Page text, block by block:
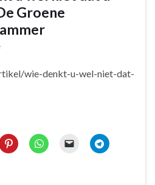
Groene
wie-denkt-u-wel-niet-dat-